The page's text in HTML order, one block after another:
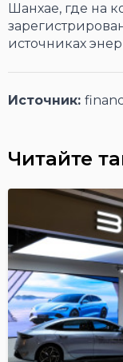
Шанхае, где на
источниках
Источник:
Читайте